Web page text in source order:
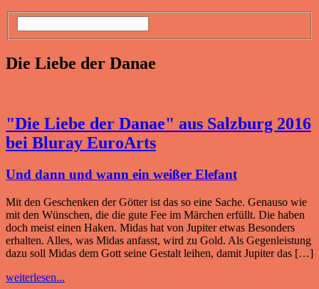
Die Liebe der Danae
"Die Liebe der Danae" aus Salzburg 2016
bei Bluray EuroArts
Und dann und wann ein weißer Elefant
Mit den Geschenken der Götter ist das so eine Sache. Genauso wie
mit den Wünschen, die die gute Fee im Märchen erfüllt. Die haben
doch meist einen Haken. Midas hat von Jupiter etwas Besonders
erhalten. Alles, was Midas anfasst, wird zu Gold. Als Gegenleistung
dazu soll Midas dem Gott seine Gestalt leihen, damit Jupiter das […]
weiterlesen...